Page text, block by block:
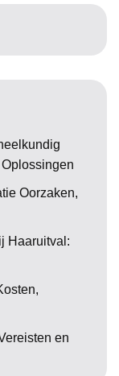
Oorzaken,
Haaruitval:
en